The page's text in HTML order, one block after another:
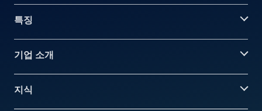
특징
기업 소개
지식